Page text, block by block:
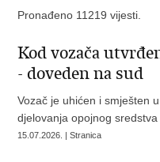
Pronađeno 11219 vijesti.
Kod vozača
- doveden na sud
Vozač je uhićen i smješten
djelovanja opojnog sredstva
15.07.2026. | Stranica